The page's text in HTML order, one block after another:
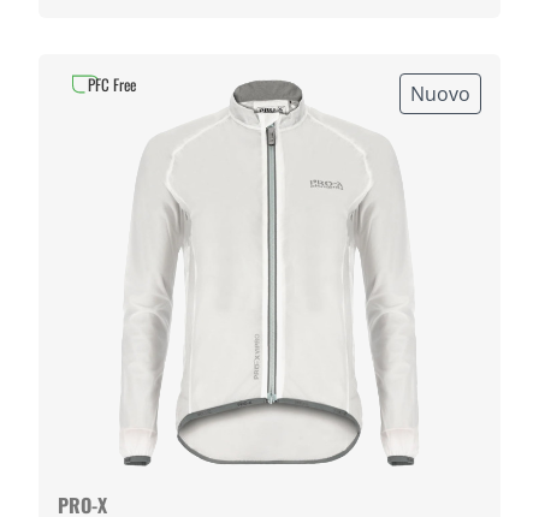
Nuovo
PRO-X
PFC Free